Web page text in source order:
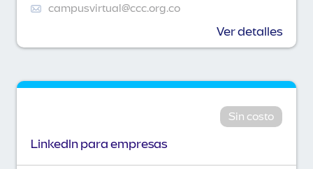
campusvirtual@ccc.org.co
Ver detalles
Sin costo
Linkedln para empresas